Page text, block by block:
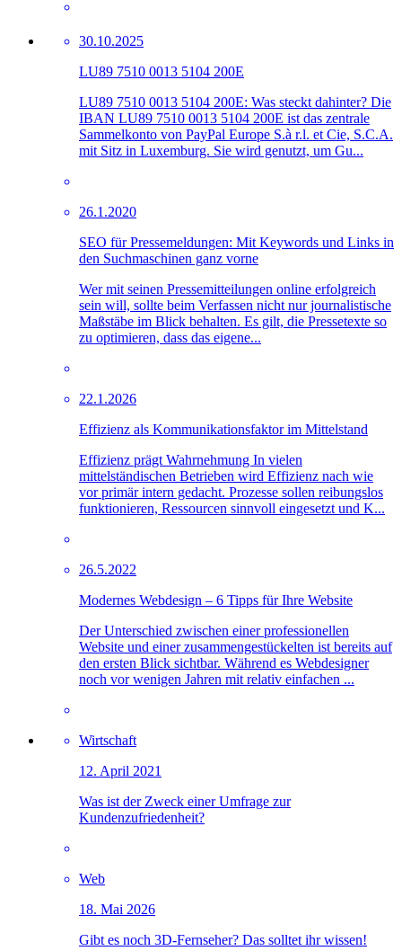
30.10.2025
LU89 7510 0013 5104 200E
LU89 7510 0013 5104 200E: Was steckt dahinter? Die
IBAN LU89 7510 0013 5104 200E ist das zentrale
Sammelkonto von PayPal Europe S.à r.l. et Cie, S.C.A.
mit Sitz in Luxemburg. Sie wird genutzt, um Gu...
26.1.2020
SEO für Pressemeldungen: Mit Keywords und Links in
den Suchmaschinen ganz vorne
Wer mit seinen Pressemitteilungen online erfolgreich
sein will, sollte beim Verfassen nicht nur journalistische
Maßstäbe im Blick behalten. Es gilt, die Pressetexte so
zu optimieren, dass das eigene...
22.1.2026
Effizienz als Kommunikationsfaktor im Mittelstand
Effizienz prägt Wahrnehmung In vielen
mittelständischen Betrieben wird Effizienz nach wie
vor primär intern gedacht. Prozesse sollen reibungslos
funktionieren, Ressourcen sinnvoll eingesetzt und K...
26.5.2022
Modernes Webdesign – 6 Tipps für Ihre Website
Der Unterschied zwischen einer professionellen
Website und einer zusammengestückelten ist bereits auf
den ersten Blick sichtbar. Während es Webdesigner
noch vor wenigen Jahren mit relativ einfachen ...
Wirtschaft
12. April 2021
Was ist der Zweck einer Umfrage zur
Kundenzufriedenheit?
Web
18. Mai 2026
Gibt es noch 3D-Fernseher? Das solltet ihr wissen!